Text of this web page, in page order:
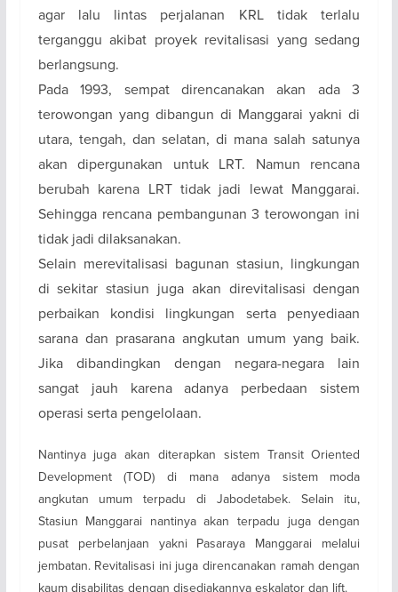
agar lalu lintas perjalanan KRL tidak terlalu
terganggu akibat proyek revitalisasi yang sedang
berlangsung.
Pada 1993, sempat direncanakan akan ada 3
terowongan yang dibangun di Manggarai yakni di
utara, tengah, dan selatan, di mana salah satunya
akan dipergunakan untuk LRT. Namun rencana
berubah karena LRT tidak jadi lewat Manggarai.
Sehingga rencana pembangunan 3 terowongan ini
tidak jadi dilaksanakan.
Selain merevitalisasi bagunan stasiun, lingkungan
di sekitar stasiun juga akan direvitalisasi dengan
perbaikan kondisi lingkungan serta penyediaan
sarana dan prasarana angkutan umum yang baik.
Jika dibandingkan dengan negara-negara lain
sangat jauh karena adanya perbedaan sistem
operasi serta pengelolaan.
Nantinya juga akan diterapkan sistem Transit Oriented
Development (TOD) di mana adanya sistem moda
angkutan umum terpadu di Jabodetabek. Selain itu,
Stasiun Manggarai nantinya akan terpadu juga dengan
pusat perbelanjaan yakni Pasaraya Manggarai melalui
jembatan. Revitalisasi ini juga direncanakan ramah dengan
kaum disabilitas dengan disediakannya eskalator dan lift.